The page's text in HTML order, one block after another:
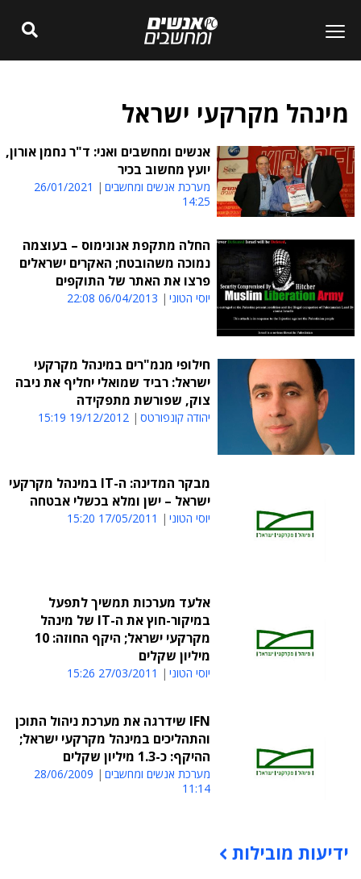
מינהל מקרקעי ישראל
אנשים ומחשבים ואני: ד"ר נחמן אורון,
יועץ מחשוב בכיר
מערכת אנשים ומחשבים
26/01/2021
14:25
החלה מתקפת אנונימוס – בעוצמה
נמוכה משהובטח; האקרים ישראלים
פרצו את האתר של התוקפים
יוסי הטוני 06/04/2013 22:08
חילופי מנמ"רים במינהל מקרקעי
ישראל: רביד שמואלי יחליף את ניבה
צוק, שפורשת מתפקידה
יהודה קונפורטס 19/12/2012 15:19
מבקר המדינה: ה-IT במינהל מקרקעי
ישראל – ישן ומלא בכשלי אבטחה
יוסי הטוני 17/05/2011 15:20
אלעד מערכות תמשיך לתפעל
במיקור-חוץ את ה-IT של מינהל
מקרקעי ישראל; היקף החוזה: 10
מיליון שקלים
יוסי הטוני 27/03/2011 15:26
IFN שידרגה את מערכת ניהול התוכן
והתהליכים במינהל מקרקעי ישראל;
ההיקף: כ-1.3 מיליון שקלים
מערכת אנשים ומחשבים
28/06/2009
11:14
תוכן פרסומי
ידיעות מובילות